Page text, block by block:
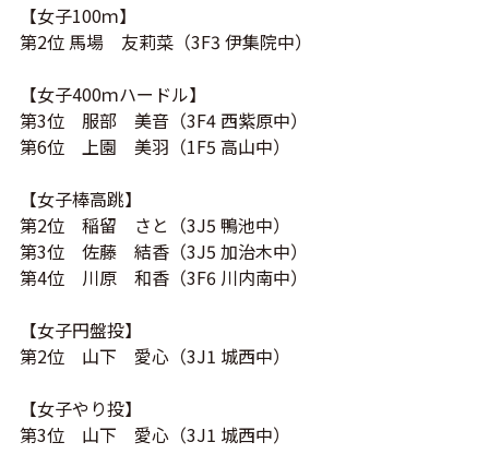
【女子100ｍ】
第2位 馬場 友莉菜（3F3 伊集院中）
【女子400ｍハードル】
第3位 服部 美音（3F4 西紫原中）
第6位 上園 美羽（1F5 高山中）
【女子棒高跳】
第2位 稲留 さと（3J5 鴨池中）
第3位 佐藤 結香（3J5 加治木中）
第4位 川原 和香（3F6 川内南中）
【女子円盤投】
第2位 山下 愛心（3J1 城西中）
【女子やり投】
第3位 山下 愛心（3J1 城西中）